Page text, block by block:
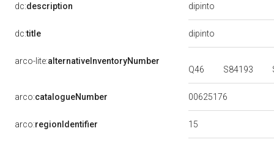
dc:description dipinto
dc:title dipinto
arco-lite:alternativeInventoryNumber
Q46
S84193
arco:catalogueNumber 00625176
arco:regionIdentifier 15